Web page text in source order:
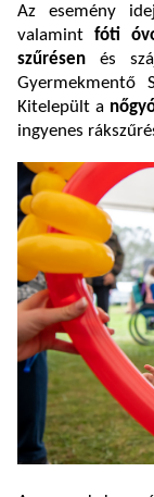
Az esemény
valamint fóti
szűrésenés
Gyermekmentő
Kitelepült a
ingyenes